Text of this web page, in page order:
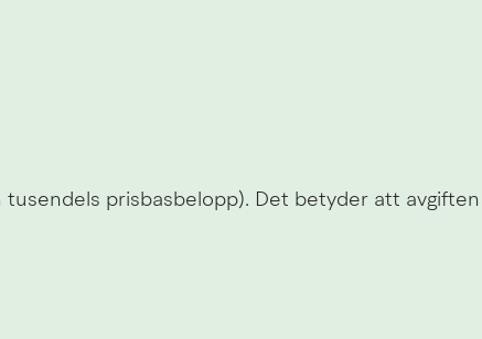
tusendels prisbasbelopp). Det betyder att avgiften